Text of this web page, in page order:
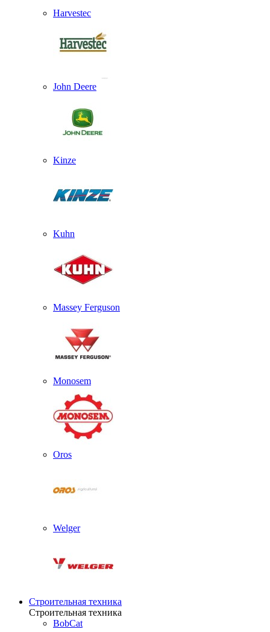
Harvestec
John Deere
Kinze
Kuhn
Massey Ferguson
Monosem
Oros
Welger
Строительная техника
Строительная техника
BobCat